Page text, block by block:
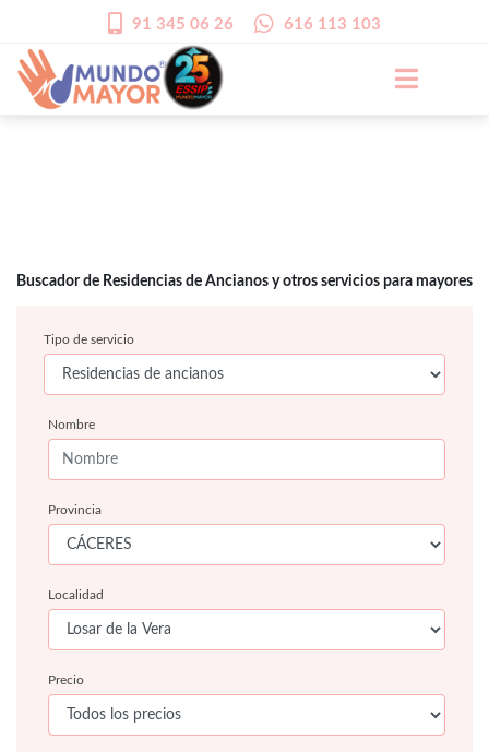
91 345 06 26 616 113 103
Buscador de Residencias de Ancianos y otros servicios para mayores
Tipo de servicio
Nombre
Provincia
Localidad
Precio